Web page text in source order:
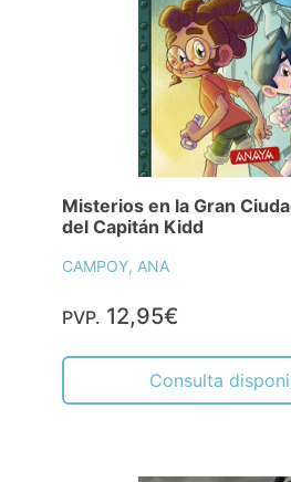
Misterios en la Gran
del Capitán Kidd
CAMPOY, ANA
PVP. 12,95€
Consulta